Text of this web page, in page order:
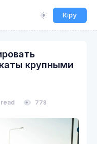
Кіру
крупными
read 778